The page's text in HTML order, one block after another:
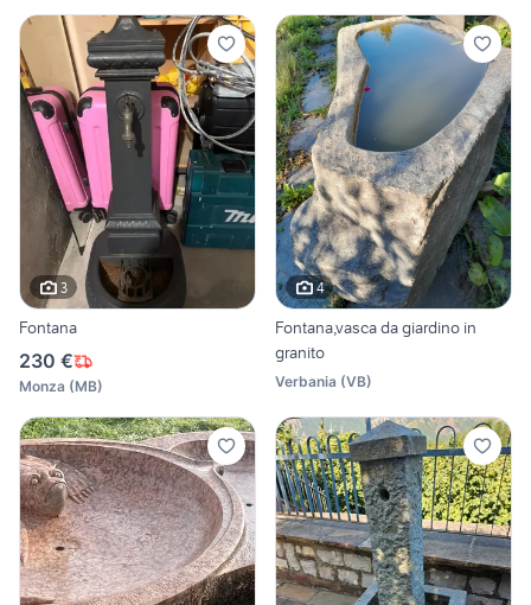
3
Fontana
230 €
Monza (MB)
4
Fontana,vasca da giardino in
granito
Verbania (VB)